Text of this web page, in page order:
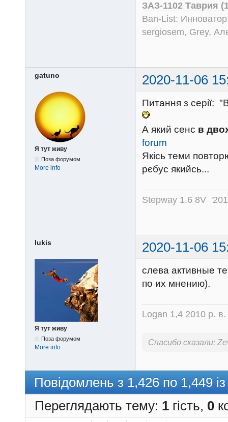
ЗАЗ-1102 Таврия
Ban-List:
sergiosem, Grey,
gatuno 2020-11-06
Я тут живу
Поза форумом
More info
Питання з серії:
А який сенс в
forum
Якісь теми
рєбус якийсь...
Stepway 1.6 8V
lukis 2020-11-06
Я тут живу
Поза форумом
More info
слева активные
по их мнению).
Logan 1,4 2010 р.
Спасибо сказали:
Повідомлень з 1,426 по 1,449
Переглядають тему: 1 гість, 0